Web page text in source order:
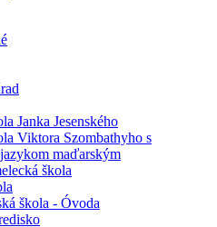
Janka Jesenského
Viktora Szombathyho s
maďarským
škola
škola - Óvoda